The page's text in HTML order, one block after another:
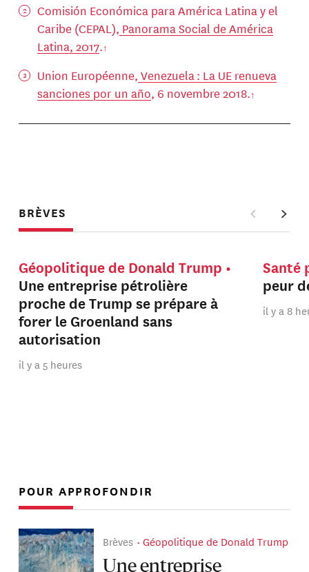
Comisión Económica para América Latina y el
Caribe (CEPAL), Panorama Social de América
Latina, 2017.
Union Européenne, Venezuela : La UE renueva
sanciones por un año, 6 novembre 2018.
BRÈVES
Géopolitique de Donald Trump
Une entreprise pétrolière
proche de Trump se prépare à
forer le Groenland sans
autorisation
il y a 5 heures
Santé
peur
il y a 8
POUR APPROFONDIR
Brèves Géopolitique de Donald Trump
Une entreprise